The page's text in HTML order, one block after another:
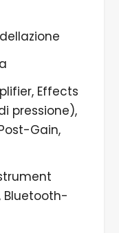
Effects
pressione),
Gain,
Bluetooth-